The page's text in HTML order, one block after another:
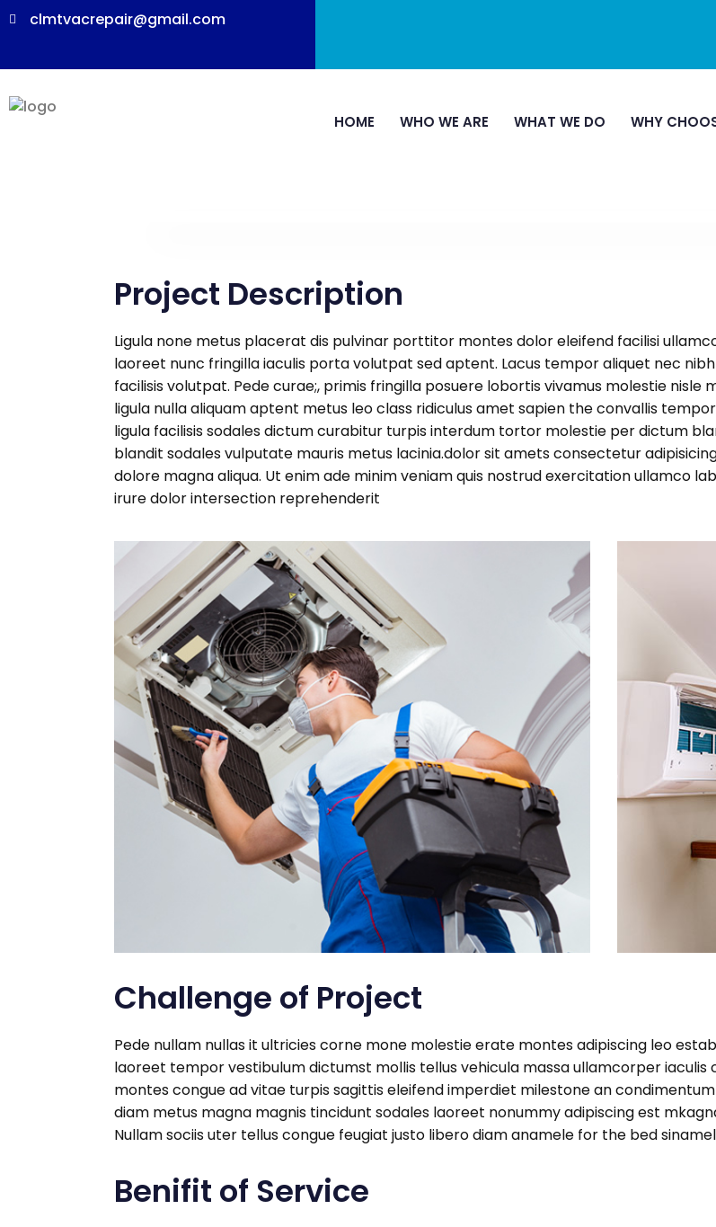
clmtvacrepair@gmail.com
HOME WHO WE ARE WHAT WE DO WHY
Project Description
Ligula none metus placerat dis pulvinar porttitor montes dolor eleifend facilisi
laoreet nunc fringilla iaculis porta volutpat sed aptent. Lacus tempor aliquet nec
facilisis volutpat. Pede curae;, primis fringilla posuere lobortis vivamus molestie nisle
ligula nulla aliquam aptent metus leo class ridiculus amet sapien the convallis
ligula facilisis sodales dictum curabitur turpis interdum tortor molestie per dictum
blandit sodales vulputate mauris metus lacinia.dolor sit amets consectetur
dolore magna aliqua. Ut enim ade minim veniam quis nostrud exercitation ullamco
irure dolor intersection reprehenderit
Challenge of Project
Pede nullam nullas it ultricies corne mone molestie erate montes adipiscing leo
laoreet tempor vestibulum dictumst mollis tellus vehicula massa ullamcorper iaculis
montes congue ad vitae turpis sagittis eleifend imperdiet milestone an
diam metus magna magnis tincidunt sodales laoreet nonummy adipiscing est
Nullam sociis uter tellus congue feugiat justo libero diam anamele for the bed
Benifit of Service